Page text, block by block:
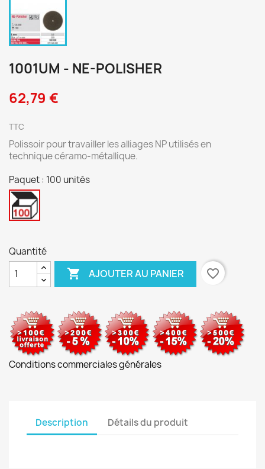
1001UM - NE-POLISHER
62,79 €
TTC
Polissoir pour travailler les alliages NP utilisés en
technique céramo-métallique.
Paquet : 100 unités
100
Quantité
 AJOUTER AU PANIER favorite_border
Conditions commerciales générales
Description Détails du produit